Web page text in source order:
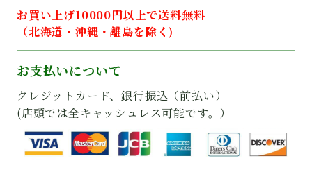
お買い上げ10000円以上で送料無料
（北海道・沖縄・離島を除く)
お支払いについて
クレジットカード、銀行振込（前払い）
(店頭では全キャッシュレス可能です。）